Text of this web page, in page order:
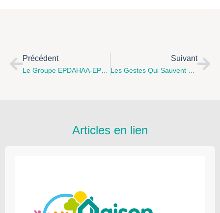
Précédent
Le Groupe EPDAHAA-EPDEF Recrute !
Suivant
Les Gestes Qui Sauvent À Annay-Sous-Lens
Articles en lien